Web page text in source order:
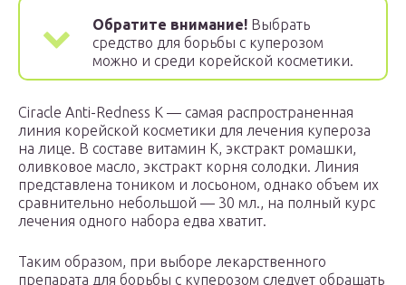
Обратите внимание! Выбрать
средство для борьбы с куперозом
можно и среди корейской косметики.
Ciracle Anti-Redness K — самая распространенная
линия корейской косметики для лечения купероза
на лице. В составе витамин К, экстракт ромашки,
оливковое масло, экстракт корня солодки. Линия
представлена тоником и лосьоном, однако объем их
сравнительно небольшой — 30 мл., на полный курс
лечения одного набора едва хватит.
Таким образом, при выборе лекарственного
препарата для борьбы с куперозом следует обращать